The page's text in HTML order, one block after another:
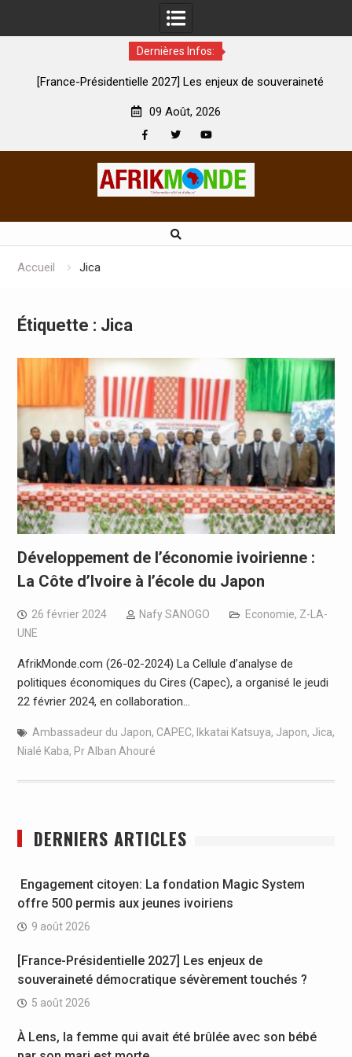
Dernières Infos:
Présidentielle 2027] Les enjeux de souveraineté
À Lens, la
09 Août, 2026
Accueil Jica
Étiquette : Jica
Développement de l’économie ivoirienne :
La Côte d’Ivoire à l’école du Japon
26 février 2024 Nafy SANOGO Economie, Z-LA-
UNE
AfrikMonde.com (26-02-2024) La Cellule d’analyse de
politiques économiques du Cires (Capec), a organisé le jeudi
22 février 2024, en collaboration…
Ambassadeur du Japon, CAPEC, Ikkatai Katsuya, Japon, Jica,
Nialé Kaba, Pr Alban Ahouré
DERNIERS ARTICLES
Engagement citoyen: La fondation Magic System
offre 500 permis aux jeunes ivoiriens
9 août 2026
[France-Présidentielle 2027] Les enjeux de
souveraineté démocratique sévèrement touchés ?
5 août 2026
À Lens, la femme qui avait été brûlée avec son bébé